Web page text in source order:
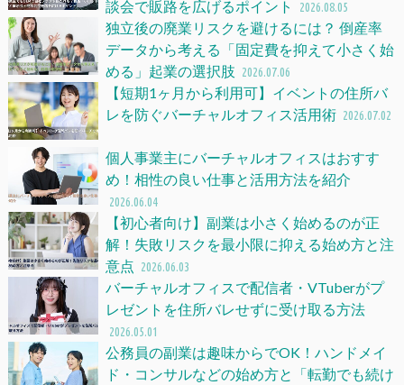
談会で販路を広げるポイント
2026.08.05
独立後の廃業リスクを避けるには？ 倒産率
データから考える「固定費を抑えて小さく始
める」起業の選択肢 2026.07.06
【短期1ヶ月から利用可】イベントの住所バ
レを防ぐバーチャルオフィス活用術 2026.07.02
個人事業主にバーチャルオフィスはおすす
め！相性の良い仕事と活用方法を紹介
2026.06.04
【初心者向け】副業は小さく始めるのが正
解！失敗リスクを最小限に抑える始め方と注
意点 2026.06.03
バーチャルオフィスで配信者・VTuberがプ
レゼントを住所バレせずに受け取る方法
2026.05.01
公務員の副業は趣味からでOK！ハンドメイ
ド・コンサルなどの始め方と「転勤でも続け